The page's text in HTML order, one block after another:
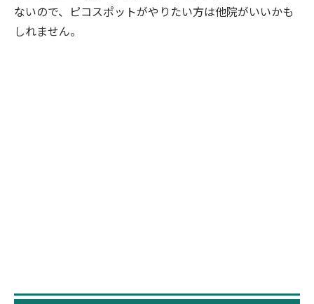
ないので、ピコスポットがやりたい方は他院がいいかも
しれません。